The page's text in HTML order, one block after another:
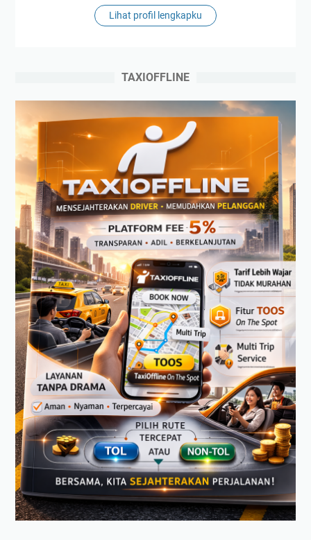
Lihat profil lengkapku
TAXIOFFLINE